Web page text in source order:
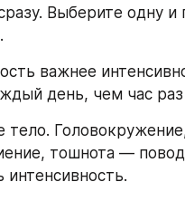
Выберите одну и
важнее
день, чем час
тело.
тошнота — повод
интенсивность.